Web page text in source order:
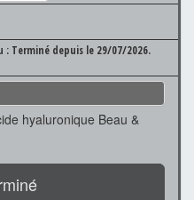
: Terminé depuis le 29/07/2026.
hyaluronique Beau &